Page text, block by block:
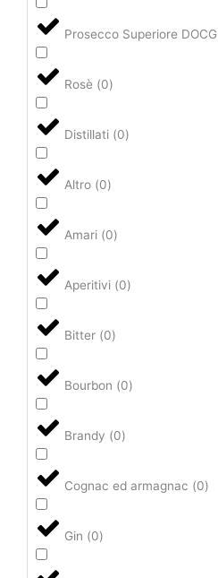
Prosecco Superiore DOCG
Rosè (0)
Distillati (0)
Altro (0)
Amari (0)
Aperitivi (0)
Bitter (0)
Bourbon (0)
Brandy (0)
Cognac ed armagnac (0)
Gin (0)